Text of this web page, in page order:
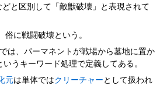
どと区別して「敵獣破壊」と表現されて
俗に戦闘破壊という。
では、パーマネントが戦場から墓地に置か
いうキーワード処理で定義してある。
元は単体ではクリーチャー として扱われ